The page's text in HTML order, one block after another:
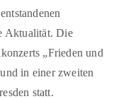
Aktualität. Die
„Frieden und
in einer zweiten
statt.